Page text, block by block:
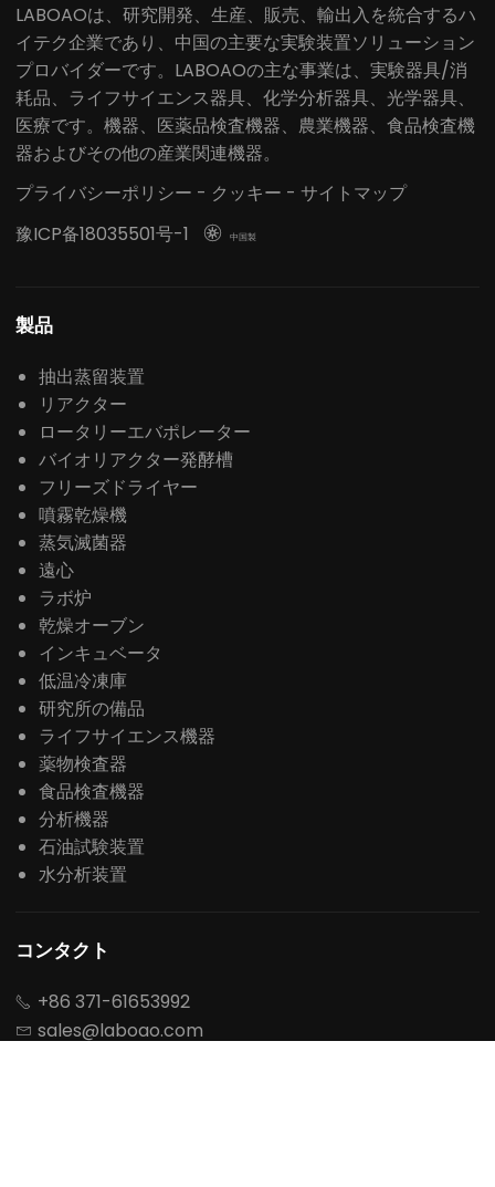
LABOAOは、研究開発、生産、販売、輸出入を統合するハ
イテク企業であり、中国の主要な実験装置ソリューション
プロバイダーです。LABOAOの主な事業は、実験器具/消
耗品、ライフサイエンス器具、化学分析器具、光学器具、
医療です。機器、医薬品検査機器、農業機器、食品検査機
器およびその他の産業関連機器。
プライバシーポリシー - クッキー - サイトマップ
豫ICP备18035501号-1
 中国製
製品
抽出蒸留装置
リアクター
ロータリーエバポレーター
バイオリアクター発酵槽
フリーズドライヤー
噴霧乾燥機
蒸気滅菌器
遠心
ラボ炉
乾燥オーブン
インキュベータ
低温冷凍庫
研究所の備品
ライフサイエンス機器
薬物検査器
食品検査機器
分析機器
石油試験装置
水分析装置
コンタクト
 +86 371-61653992
 sales@laboao.com